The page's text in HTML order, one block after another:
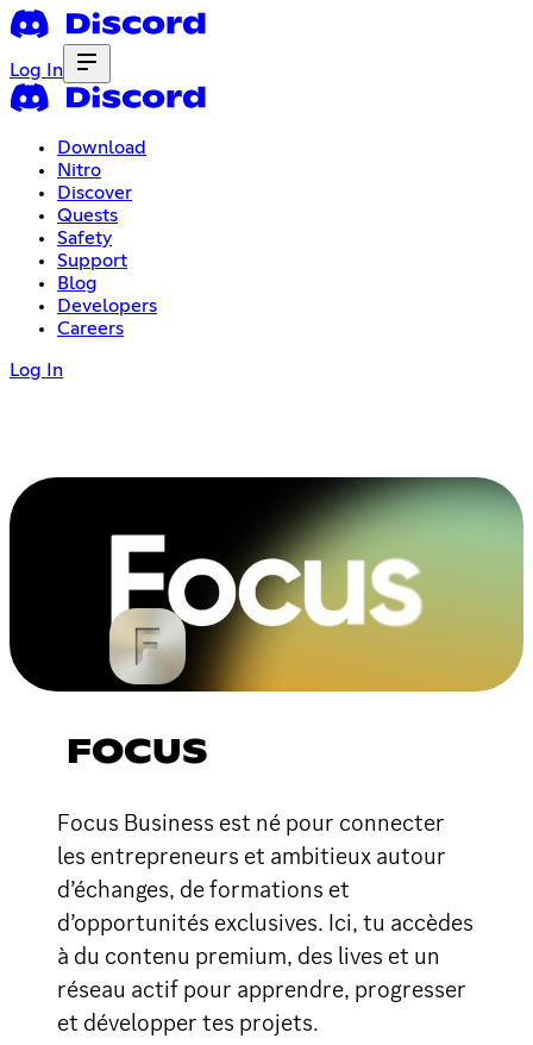
Log In
Download
Nitro
Discover
Quests
Safety
Support
Blog
Developers
Careers
Log In
FOCUS
Focus Business est né pour connecter
les entrepreneurs et ambitieux autour
d’échanges, de formations et
d’opportunités exclusives. Ici, tu accèdes
à du contenu premium, des lives et un
réseau actif pour apprendre, progresser
et développer tes projets.